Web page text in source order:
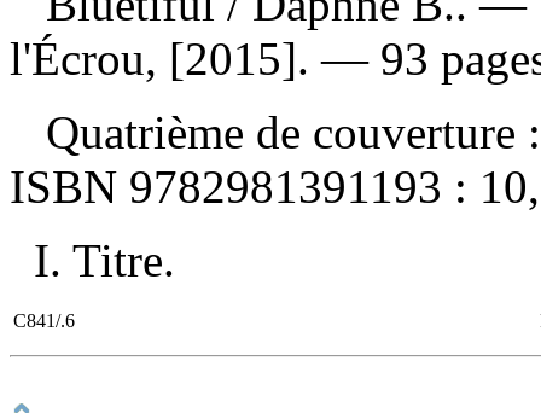
l'Écrou, [2015]. — 93
Quatrième de couverture
ISBN 9782981391193 :
I. Titre.
C841/.6